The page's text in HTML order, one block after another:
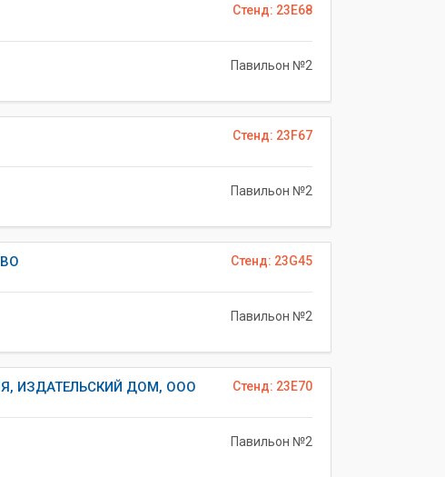
Стенд: 23E68
Павильон №2
Стенд: 23F67
Павильон №2
Стенд: 23G45
Павильон №2
Стенд: 23E70
ИЗДАТЕЛЬСКИЙ ДОМ, ООО
Павильон №2